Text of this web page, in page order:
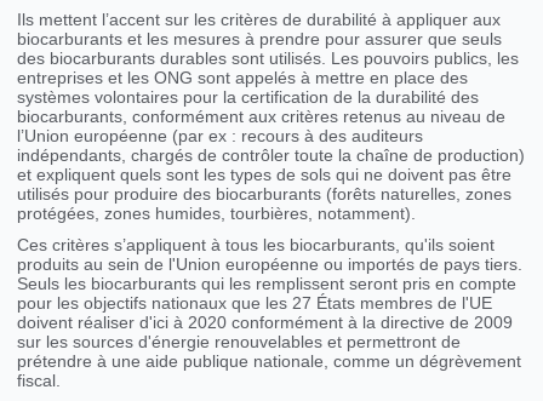
Ils mettent l’accent sur les critères de durabilité à appliquer aux
biocarburants et les mesures à prendre pour assurer que seuls
des biocarburants durables sont utilisés. Les pouvoirs publics, les
entreprises et les ONG sont appelés à mettre en place des
systèmes volontaires pour la certification de la durabilité des
biocarburants, conformément aux critères retenus au niveau de
l’Union européenne (par ex : recours à des auditeurs
indépendants, chargés de contrôler toute la chaîne de production)
et expliquent quels sont les types de sols qui ne doivent pas être
utilisés pour produire des biocarburants (forêts naturelles, zones
protégées, zones humides, tourbières, notamment).
Ces critères s’appliquent à tous les biocarburants, qu'ils soient
produits au sein de l'Union européenne ou importés de pays tiers.
Seuls les biocarburants qui les remplissent seront pris en compte
pour les objectifs nationaux que les 27 États membres de l'UE
doivent réaliser d'ici à 2020 conformément à la directive de 2009
sur les sources d'énergie renouvelables et permettront de
prétendre à une aide publique nationale, comme un dégrèvement
fiscal.